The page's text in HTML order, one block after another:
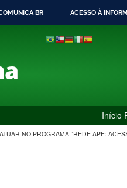
PARA
BR ACESSO À
Início
NO PROGRAMA “REDE APE: